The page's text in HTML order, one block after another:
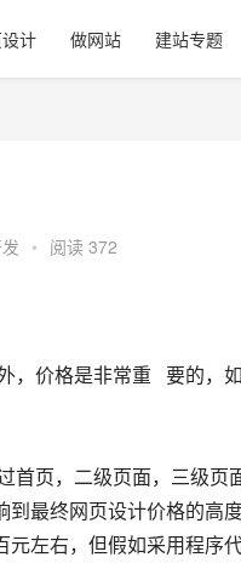
计 做网站 建站专题
• 阅读 372
，价格是非常重   要的，
首页，二级页面，三级
最终网页设计价格的高
左右，但假如采用程序